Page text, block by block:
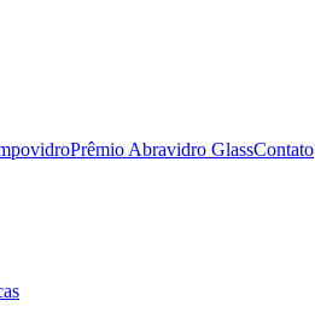
Prêmio Abravidro GlassContato